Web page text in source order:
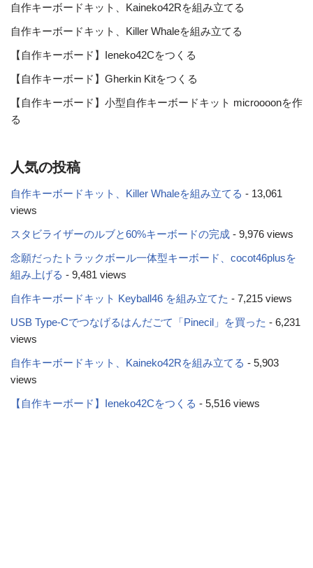
自作キーボードキット、Kaineko42Rを組み立てる
自作キーボードキット、Killer Whaleを組み立てる
【自作キーボード】Ieneko42Cをつくる
【自作キーボード】Gherkin Kitをつくる
【自作キーボード】小型自作キーボードキット microooonを作
る
人気の投稿
自作キーボードキット、Killer Whaleを組み立てる - 13,061
views
スタビライザーのルブと60%キーボードの完成 - 9,976 views
念願だったトラックボール一体型キーボード、cocot46plusを
組み上げる - 9,481 views
自作キーボードキット Keyball46 を組み立てた - 7,215 views
USB Type-Cでつなげるはんだごて「Pinecil」を買った - 6,231
views
自作キーボードキット、Kaineko42Rを組み立てる - 5,903
views
【自作キーボード】Ieneko42Cをつくる - 5,516 views